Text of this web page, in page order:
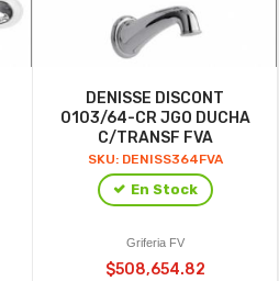
DENISSE DISCONT
0103/64-CR JGO DUCHA
C/TRANSF FVA
SKU: DENISS364FVA
En Stock
Griferia FV
$508,654.82